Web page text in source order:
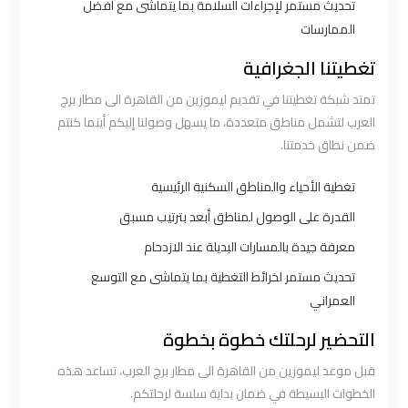
تحديث مستمر لإجراءات السلامة بما يتماشى مع أفضل
الممارسات
تغطيتنا الجغرافية
تمتد شبكة تغطيتنا في تقديم ليموزين من القاهرة الى مطار برج
العرب لتشمل مناطق متعددة، ما يسهل وصولنا إليكم أينما كنتم
ضمن نطاق خدمتنا.
تغطية الأحياء والمناطق السكنية الرئيسية
القدرة على الوصول لمناطق أبعد بترتيب مسبق
معرفة جيدة بالمسارات البديلة عند الازدحام
تحديث مستمر لخرائط التغطية بما يتماشى مع التوسع
العمراني
التحضير لرحلتك خطوة بخطوة
قبل موعد ليموزين من القاهرة الى مطار برج العرب، تساعد هذه
الخطوات البسيطة في ضمان بداية سلسة لرحلتكم.
ليموزين
العرب
مرسي
الشيخ
ليموزين